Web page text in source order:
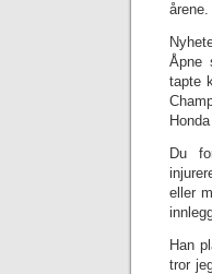
årene.
Åpne
tapte
Du
eller
Han
tror